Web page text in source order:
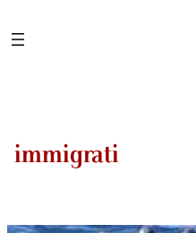
immigrati